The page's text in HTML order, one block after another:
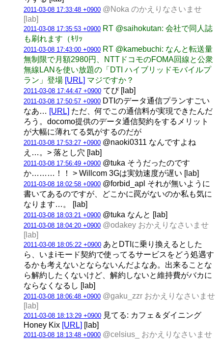
2011-03-08 17:33:48 +0900 @Noka のかえりなさいませ
[lab]
2011-03-08 17:35:53 +0900 RT @saihokutan: 会社で同人誌
も刷れます（ｷﾘｯ
2011-03-08 17:43:00 +0900 RT @kamebuchi: なんと転送量
無制限で月額2980円、NTTドコモのFOMA回線と公衆
無線LANを使い放題の「DTI ハイブリッドモバイルプ
ラン」登場 [URL] マジですか？
2011-03-08 17:44:47 +0900 てぴ [lab]
2011-03-08 17:50:57 +0900 DTIのデータ通信プランすごい
なあ… [URL] ただ、何でこの通信料が実現できたんだ
ろう。docomo提供のデータ通信契約をするメリット
が大幅に薄れてる気がするのだが
2011-03-08 17:53:27 +0900 @naoki0311 なんですよね
え…。> 落とし穴 [lab]
2011-03-08 17:56:49 +0900 @tuka そうだったのです
か………！！ > Willcom 3Gは実効速度が遅い [lab]
2011-03-08 18:02:58 +0900 @forbid_apl それが無いように
書いてあるのですが、どこかに罠がないのか私も気に
なります…。 [lab]
2011-03-08 18:03:21 +0900 @tuka なんと [lab]
2011-03-08 18:04:20 +0900 @odakey おかえりなさいませ
[lab]
2011-03-08 18:05:22 +0900 あとDTIに乗り換えるとした
ら、いまiモード契約で使ってるサービスをどう処遇す
るかも考えないとならないんだよなあ。出来ることな
ら解約したくないけど、解約しないと維持費がバカに
ならなくなるし [lab]
2011-03-08 18:06:48 +0900 @gaku_zzr おかえりなさいませ
[lab]
2011-03-08 18:13:29 +0900 見てる: カフェ＆ダイニング
Honey Kix [URL] [lab]
2011-03-08 18:13:48 +0900 @celsius_ おかえりなさいませ